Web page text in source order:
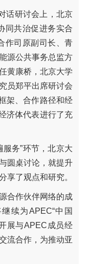
话研讨会上，北京
同共治促进务实合
作司原副司长、青
源公共事务总监方
黄康桥，北京大学
员郑平出席研讨会
架、合作路径和经
济体代表进行了充
务”环节，北京大
圆桌讨论，就提升
享了观点和研究。
合作伙伴网络的成
续为APEC“中国
展与APEC成员经
流合作，为推动亚